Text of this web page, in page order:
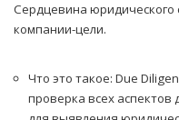
Сердцевина
компании-цели.
Что это такое: Due
проверка всех